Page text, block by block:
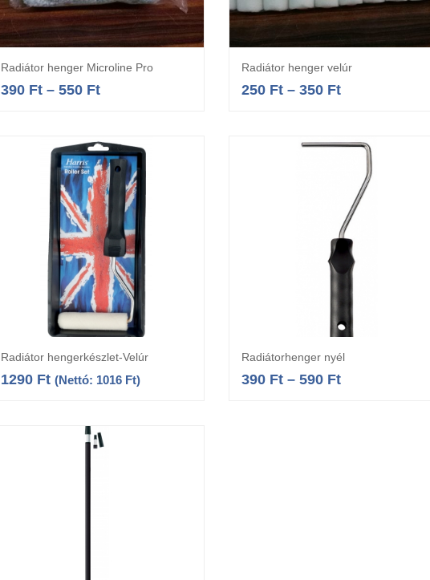
Opciók választása
Radiátor henger Microline Pro
390 Ft – 550 Ft
Opciók választása
Radiátor henger velúr
250 Ft– 350 Ft
Kosárba teszem
Radiátor hengerkészlet-Velúr
1290 Ft (Nettó: 1016 Ft)
Opciók választása
Radiátorhenger nyél
390 Ft– 590 Ft